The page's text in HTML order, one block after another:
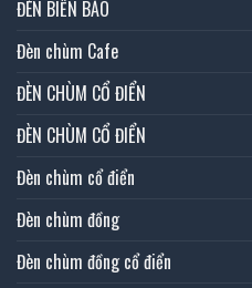
ĐÈN BIỂN BÁO
Đèn chùm Cafe
ĐÈN CHÙM CỔ ĐIỂN
ĐÈN CHÙM CỔ ĐIỂN
Đèn chùm cổ điển
Đèn chùm đồng
Đèn chùm đồng cổ điển